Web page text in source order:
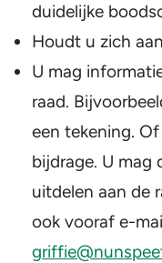
duidelijke
Houdt u zich
U mag
raad.
een tekening.
bijdrage. U mag
uitdelen aan de
ook vooraf e-